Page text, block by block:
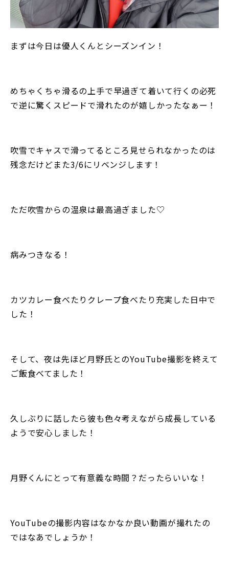
まずは今日は優人くんとシーズンイン！
めちゃくちゃ滑るの上手で早過ぎて着いて行くの必死
で逆に驚くスピードで滑れたのが嬉しかったなぁー！
吹雪でキャスで滑ってるところ見せられなかったのは
残念だけどまた3/6にリベンジします！
ただ吹雪からの温泉は最高過ぎました♡
病みつきなる！
カツカレー食べたりクレープ食べたり充実した日中で
した！
そして、夜は先ほど月野氏とのYouTube撮影を終えて
ご飯食べてました！
久しぶりに話したら彼も色々考えながら成長している
ようで安心しました！
月野くんにとって有意義な時間？だったらいいな！
YouTubeの撮影内容はなかなか良い動画が撮れたの
ではなあでしょうか！